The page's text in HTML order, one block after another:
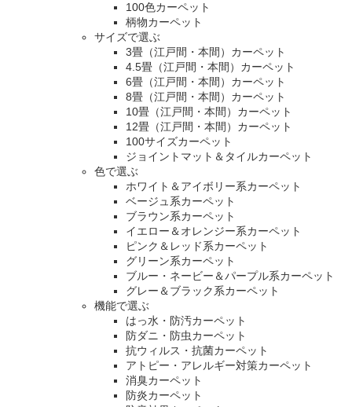
100色カーペット
柄物カーペット
サイズで選ぶ
3畳（江戸間・本間）カーペット
4.5畳（江戸間・本間）カーペット
6畳（江戸間・本間）カーペット
8畳（江戸間・本間）カーペット
10畳（江戸間・本間）カーペット
12畳（江戸間・本間）カーペット
100サイズカーペット
ジョイントマット＆タイルカーペット
色で選ぶ
ホワイト＆アイボリー系カーペット
ベージュ系カーペット
ブラウン系カーペット
イエロー＆オレンジー系カーペット
ピンク＆レッド系カーペット
グリーン系カーペット
ブルー・ネービー＆パープル系カーペット
グレー＆ブラック系カーペット
機能で選ぶ
はっ水・防汚カーペット
防ダニ・防虫カーペット
抗ウィルス・抗菌カーペット
アトピー・アレルギー対策カーペット
消臭カーペット
防炎カーペット